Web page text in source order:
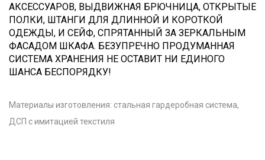
АКСЕССУАРОВ, ВЫДВИЖНАЯ БРЮЧНИЦА, ОТКРЫТЫЕ
ПОЛКИ, ШТАНГИ ДЛЯ ДЛИННОЙ И КОРОТКОЙ
ОДЕЖДЫ, И СЕЙФ, СПРЯТАННЫЙ ЗА ЗЕРКАЛЬНЫМ
ФАСАДОМ ШКАФА. БЕЗУПРЕЧНО ПРОДУМАННАЯ
СИСТЕМА ХРАНЕНИЯ НЕ ОСТАВИТ НИ ЕДИНОГО
ШАНСА БЕСПОРЯДКУ!
Материалы изготовления: стальная гардеробная система,
ДСП с имитацией текстиля